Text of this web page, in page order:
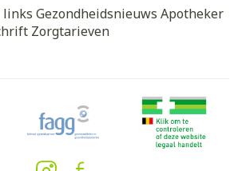
links Gezondheidsnieuws Apotheker
Zorgtarieven